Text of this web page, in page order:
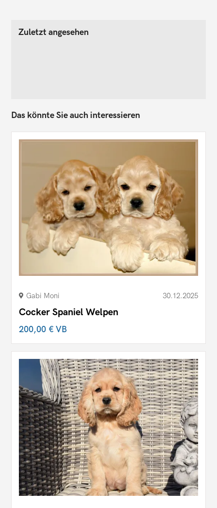
Zuletzt angesehen
Das könnte Sie auch interessieren
Gabi Moni 30.12.2025
Cocker Spaniel Welpen
200,00 €VB